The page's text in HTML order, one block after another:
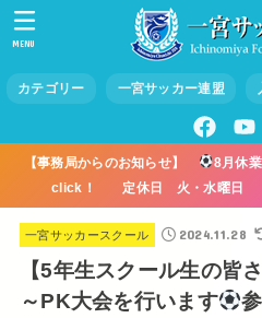
カテゴリー 一宮サッカー連盟
MENU
【事務局からのお知らせ】 8月休
click！ 定休日 火・水曜日
一宮サッカースクール 2024.11.28
【5年生スクール生の皆
～PK大会を行います